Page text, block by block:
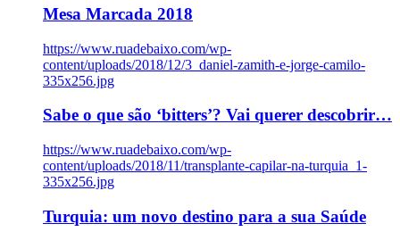
Mesa Marcada 2018
https://www.ruadebaixo.com/wp-
content/uploads/2018/12/3_daniel-zamith-e-jorge-camilo-
335x256.jpg
Sabe o que são ‘bitters’? Vai querer descobrir…
https://www.ruadebaixo.com/wp-
content/uploads/2018/11/transplante-capilar-na-turquia_1-
335x256.jpg
Turquia: um novo destino para a sua Saúde